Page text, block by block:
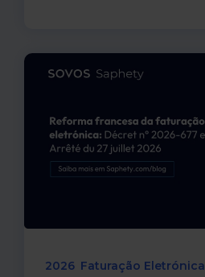
2026 Faturação Eletrónica